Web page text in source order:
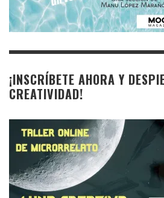
¡INSCRÍBETE AHORA Y
CREATIVIDAD!